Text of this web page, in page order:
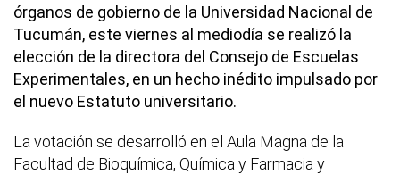
órganos de gobierno de la Universidad Nacional de
Tucumán, este viernes al mediodía se realizó la
elección de la directora del Consejo de Escuelas
Experimentales, en un hecho inédito impulsado por
el nuevo Estatuto universitario.
La votación se desarrolló en el Aula Magna de la
Facultad de Bioquímica, Química y Farmacia y